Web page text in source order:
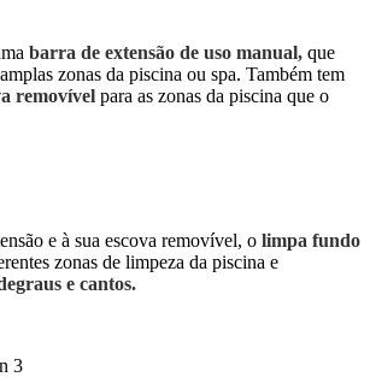
barra de extensão de uso manual, que
zonas da piscina ou spa. Também tem
removível para as zonas da piscina que o
e à sua escova removível, o limpa fundo
zonas de limpeza da piscina e
e cantos.